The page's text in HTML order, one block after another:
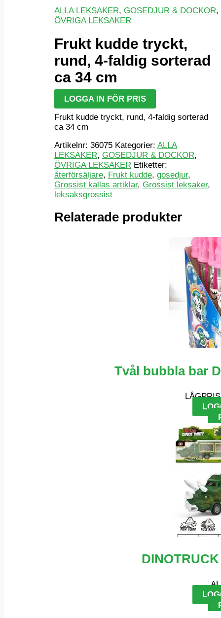
ALLA LEKSAKER, GOSEDJUR & DOCKOR,
ÖVRIGA LEKSAKER
Frukt kudde tryckt,
rund, 4-faldig sorterad
ca 34 cm
LOGGA IN FÖR PRIS
Frukt kudde tryckt, rund, 4-faldig sorterad
ca 34 cm
Artikelnr: 36075 Kategorier: ALLA
LEKSAKER, GOSEDJUR & DOCKOR,
ÖVRIGA LEKSAKER Etiketter:
återförsäljare, Frukt kudde, gosedjur,
Grossist kallas artiklar, Grossist leksaker,
leksaksgrossist
Relaterade produkter
Tvål bubbla bar